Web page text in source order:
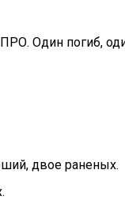
Один погиб,
двое раненых.